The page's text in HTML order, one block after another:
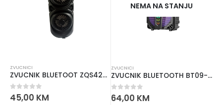
ZVUCNICI
ZVUCNIK BLUETOOT ZQS4220 2X4IN
0out of 5
45,00 KM
NEMA NA STANJU
ZVUCNICI
ZVUCNIK BLUETOOTH BT09-8 IN
0 out of 5
64,00 KM